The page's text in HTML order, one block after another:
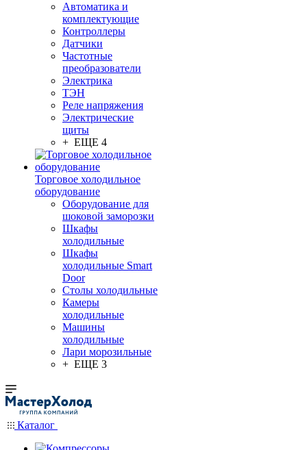
Автоматика и
комплектующие
Контроллеры
Датчики
Частотные
преобразователи
Электрика
ТЭН
Реле напряжения
Электрические
щиты
+ ЕЩЕ 4
Торговое холодильное
оборудование
Оборудование для
шоковой заморозки
Шкафы
холодильные
Шкафы
холодильные Smart
Door
Столы холодильные
Камеры
холодильные
Машины
холодильные
Лари морозильные
+ ЕЩЕ 3
Каталог